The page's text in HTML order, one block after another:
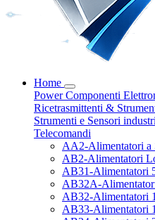
Home
PowerComponenti
Ricetrasmittenti &
Strumenti e Sensori
Telecomandi
AA2-Alimentatori a
AB2-Alimentatori
AB31-Alimentatori
AB32A-
AB32-Alimentatori
AB33-Alimentatori